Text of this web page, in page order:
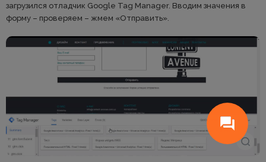
загрузился отладчик Google Tag Manager. Вводим значения в
форму – проверяем – жмем «Отправить».